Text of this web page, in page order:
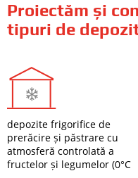
Proiectăm și
tipuri de
depozite frigorifice de
prerăcire și păstrare cu
atmosferă controlată a
fructelor și legumelor (0°C